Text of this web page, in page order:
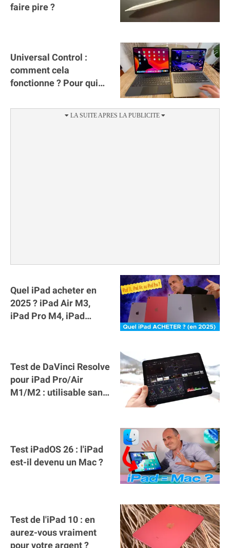
faire pire ?
Universal Control :
comment cela
fonctionne ? Pour qui
Quel iPad acheter en
2025 ? iPad Air M3,
iPad Pro M4, iPad
Test de DaVinci Resolve
pour iPad Pro/Air
M1/M2 : utilisable sans
Test iPadOS 26 : l'iPad
est-il devenu un Mac ?
Test de l'iPad 10 : en
aurez-vous vraiment
pour votre argent ?